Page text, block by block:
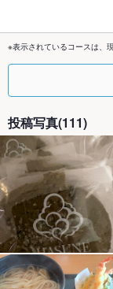
※表示されているコースは、
投稿写真(111)